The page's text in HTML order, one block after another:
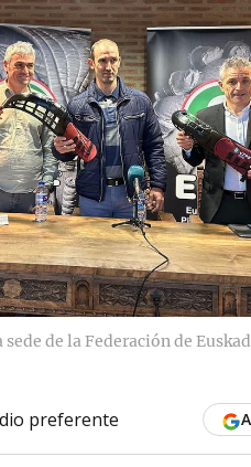
de la Federación de
preferente